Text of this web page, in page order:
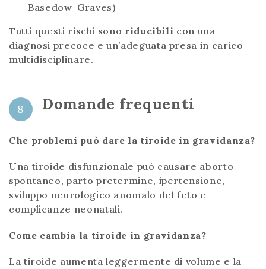
Basedow-Graves)
Tutti questi rischi sono riducibili con una
diagnosi precoce e un’adeguata presa in carico
multidisciplinare.
8 Domande frequenti
Che problemi può dare la tiroide in gravidanza?
Una tiroide disfunzionale può causare aborto
spontaneo, parto pretermine, ipertensione,
sviluppo neurologico anomalo del feto e
complicanze neonatali.
Come cambia la tiroide in gravidanza?
La tiroide aumenta leggermente di volume e la